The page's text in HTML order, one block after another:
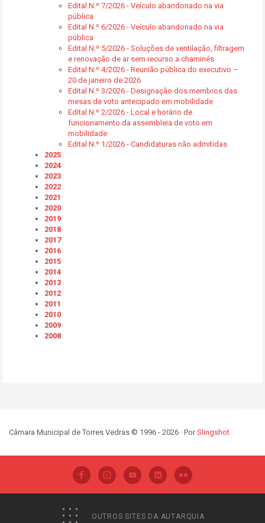
Edital N.º 7/2026 - Veículo abandonado na via
pública
Edital N.º 6/2026 - Veículo abandonado na via
pública
Edital N.º 5/2026 - Soluções de ventilação, filtragem
e renovação de ar sem recurso a chaminés
Edital N.º 4/2026 - Reunião pública do executivo –
20 de janeiro de 2026
Edital N.º 3/2026 - Designação dos membros das
mesas de voto antecipado em mobilidade
Edital N.º 2/2026 - Local e horário de
funcionamento da assembleia de voto em
mobilidade
Edital N.º 1/2026 - Candidaturas não admitidas
2025
2024
2023
2022
2021
2020
2019
2018
2017
2016
2015
2014
2013
2012
2011
2010
2009
2008
Câmara Municipal de Torres Vedras © 1996 - 2026 · PorSlingshot
OUTROS SITES DA AUTARQUIA